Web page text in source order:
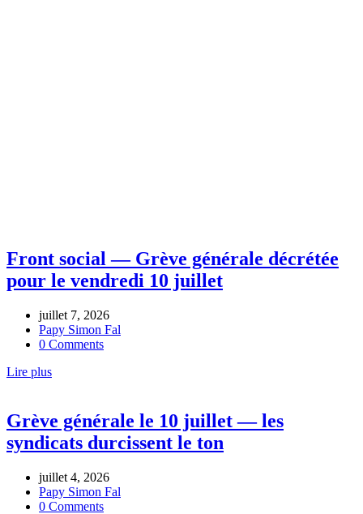
Front social — Grève générale décrétée
pour le vendredi 10 juillet
juillet 7, 2026
Papy Simon Fal
0 Comments
Lire plus
Grève générale le 10 juillet — les
syndicats durcissent le ton
juillet 4, 2026
Papy Simon Fal
0 Comments